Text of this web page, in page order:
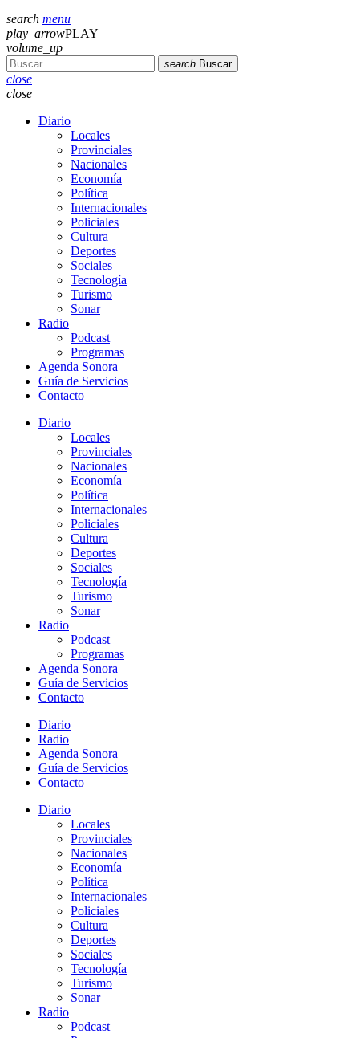
search menu
play_arrowPLAY
volume_up
search Buscar
close
close
Diario
Locales
Provinciales
Nacionales
Economía
Política
Internacionales
Policiales
Cultura
Deportes
Sociales
Tecnología
Turismo
Sonar
Radio
Podcast
Programas
Agenda Sonora
Guía de Servicios
Contacto
Diario
Locales
Provinciales
Nacionales
Economía
Política
Internacionales
Policiales
Cultura
Deportes
Sociales
Tecnología
Turismo
Sonar
Radio
Podcast
Programas
Agenda Sonora
Guía de Servicios
Contacto
Diario
Radio
Agenda Sonora
Guía de Servicios
Contacto
Diario
Locales
Provinciales
Nacionales
Economía
Política
Internacionales
Policiales
Cultura
Deportes
Sociales
Tecnología
Turismo
Sonar
Radio
Podcast